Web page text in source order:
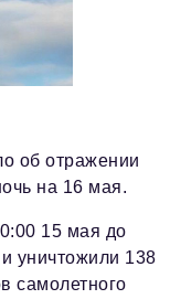
об отражении
на 16 мая.
15 мая до
уничтожили 138
самолетного